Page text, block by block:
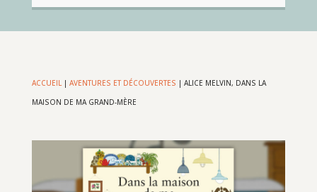
ACCUEIL| AVENTURES ET DÉCOUVERTES | ALICE MELVIN, DANS LA
MAISON DE MA GRAND-MÈRE